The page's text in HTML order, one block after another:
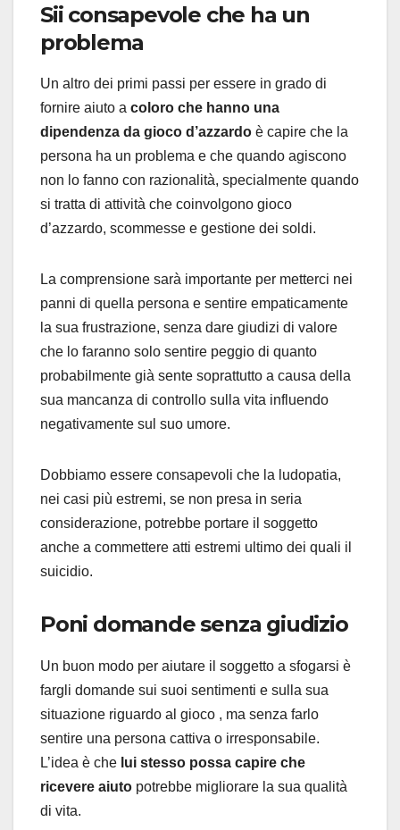
Sii consapevole che ha un
problema
Un altro dei primi passi per essere in grado di
fornire aiuto a coloro che hanno una
dipendenza da gioco d’azzardo è capire che la
persona ha un problema e che quando agiscono
non lo fanno con razionalità, specialmente quando
si tratta di attività che coinvolgono gioco
d’azzardo, scommesse e gestione dei soldi.
La comprensione sarà importante per metterci nei
panni di quella persona e sentire empaticamente
la sua frustrazione, senza dare giudizi di valore
che lo faranno solo sentire peggio di quanto
probabilmente già sente soprattutto a causa della
sua mancanza di controllo sulla vita influendo
negativamente sul suo umore.
Dobbiamo essere consapevoli che la ludopatia,
nei casi più estremi, se non presa in seria
considerazione, potrebbe portare il soggetto
anche a commettere atti estremi ultimo dei quali il
suicidio.
Poni domande senza giudizio
Un buon modo per aiutare il soggetto a sfogarsi è
fargli domande sui suoi sentimenti e sulla sua
situazione riguardo al gioco , ma senza farlo
sentire una persona cattiva o irresponsabile.
L’idea è che lui stesso possa capire che
ricevere aiuto potrebbe migliorare la sua qualità
di vita.